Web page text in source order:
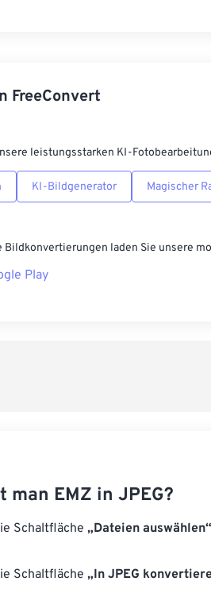
FreeConvert
leistungsstarken KI-
KI-Bildgenerator Magischer
Bildkonvertierungen laden Sie unsere
EMZ in JPEG?
Schaltfläche „Dateien
Schaltfläche „In JPEG